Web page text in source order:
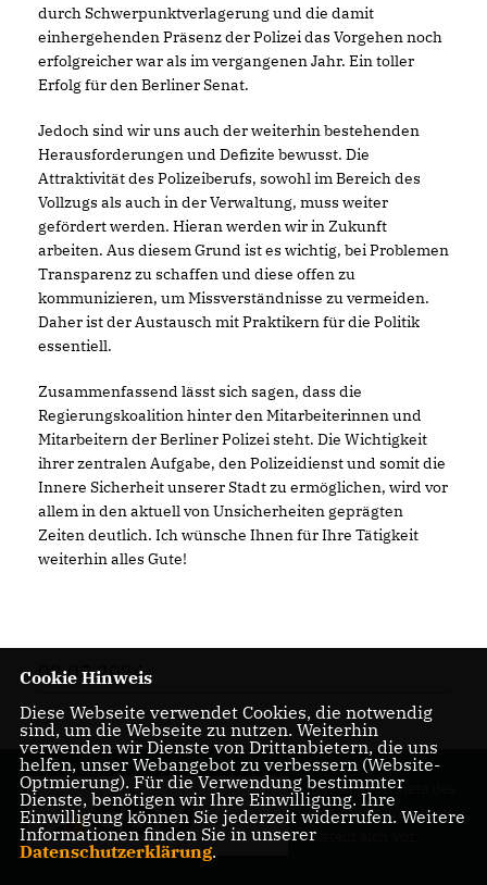
durch Schwerpunktverlagerung und die damit
einhergehenden Präsenz der Polizei das Vorgehen noch
erfolgreicher war als im vergangenen Jahr. Ein toller
Erfolg für den Berliner Senat.
Jedoch sind wir uns auch der weiterhin bestehenden
Herausforderungen und Defizite bewusst. Die
Attraktivität des Polizeiberufs, sowohl im Bereich des
Vollzugs als auch in der Verwaltung, muss weiter
gefördert werden. Hieran werden wir in Zukunft
arbeiten. Aus diesem Grund ist es wichtig, bei Problemen
Transparenz zu schaffen und diese offen zu
kommunizieren, um Missverständnisse zu vermeiden.
Daher ist der Austausch mit Praktikern für die Politik
essentiell.
Zusammenfassend lässt sich sagen, dass die
Regierungskoalition hinter den Mitarbeiterinnen und
Mitarbeitern der Berliner Polizei steht. Die Wichtigkeit
ihrer zentralen Aufgabe, den Polizeidienst und somit die
Innere Sicherheit unserer Stadt zu ermöglichen, wird vor
allem in den aktuell von Unsicherheiten geprägten
Zeiten deutlich. Ich wünsche Ihnen für Ihre Tätigkeit
weiterhin alles Gute!
02.05.2024
Der Abgeordnete des
Pankower Wahlkreis
6 stellt sich vor.
Cookie Hinweis
Diese Webseite verwendet Cookies, die notwendig
sind, um die Webseite zu nutzen. Weiterhin
verwenden wir Dienste von Drittanbietern, die uns
helfen, unser Webangebot zu verbessern (Website-
Optmierung). Für die Verwendung bestimmter
Dienste, benötigen wir Ihre Einwilligung. Ihre
Einwilligung können Sie jederzeit widerrufen. Weitere
Informationen finden Sie in unserer
Datenschutzerklärung.